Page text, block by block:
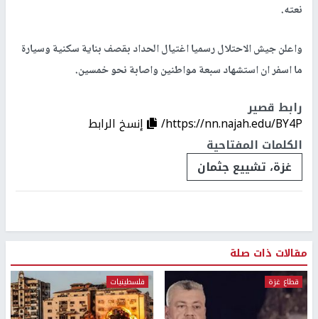
نعته.
واعلن جيش الاحتلال رسميا اغتيال الحداد بقصف بناية سكنية وسيارة
ما اسفر ان استشهاد سبعة مواطنين واصابة نحو خمسين.
رابط قصير
https://nn.najah.edu/BY4P/
إنسخ الرابط
الكلمات المفتاحية
غزة، تشييع جثمان
مقالات ذات صلة
قطاع غزة فلسطينيات